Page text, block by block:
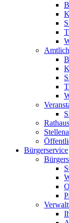
Bürgerservice